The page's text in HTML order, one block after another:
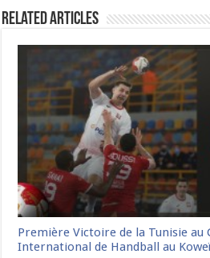
Related Articles
Première Victoire de la Tunisie au
International de Handball au